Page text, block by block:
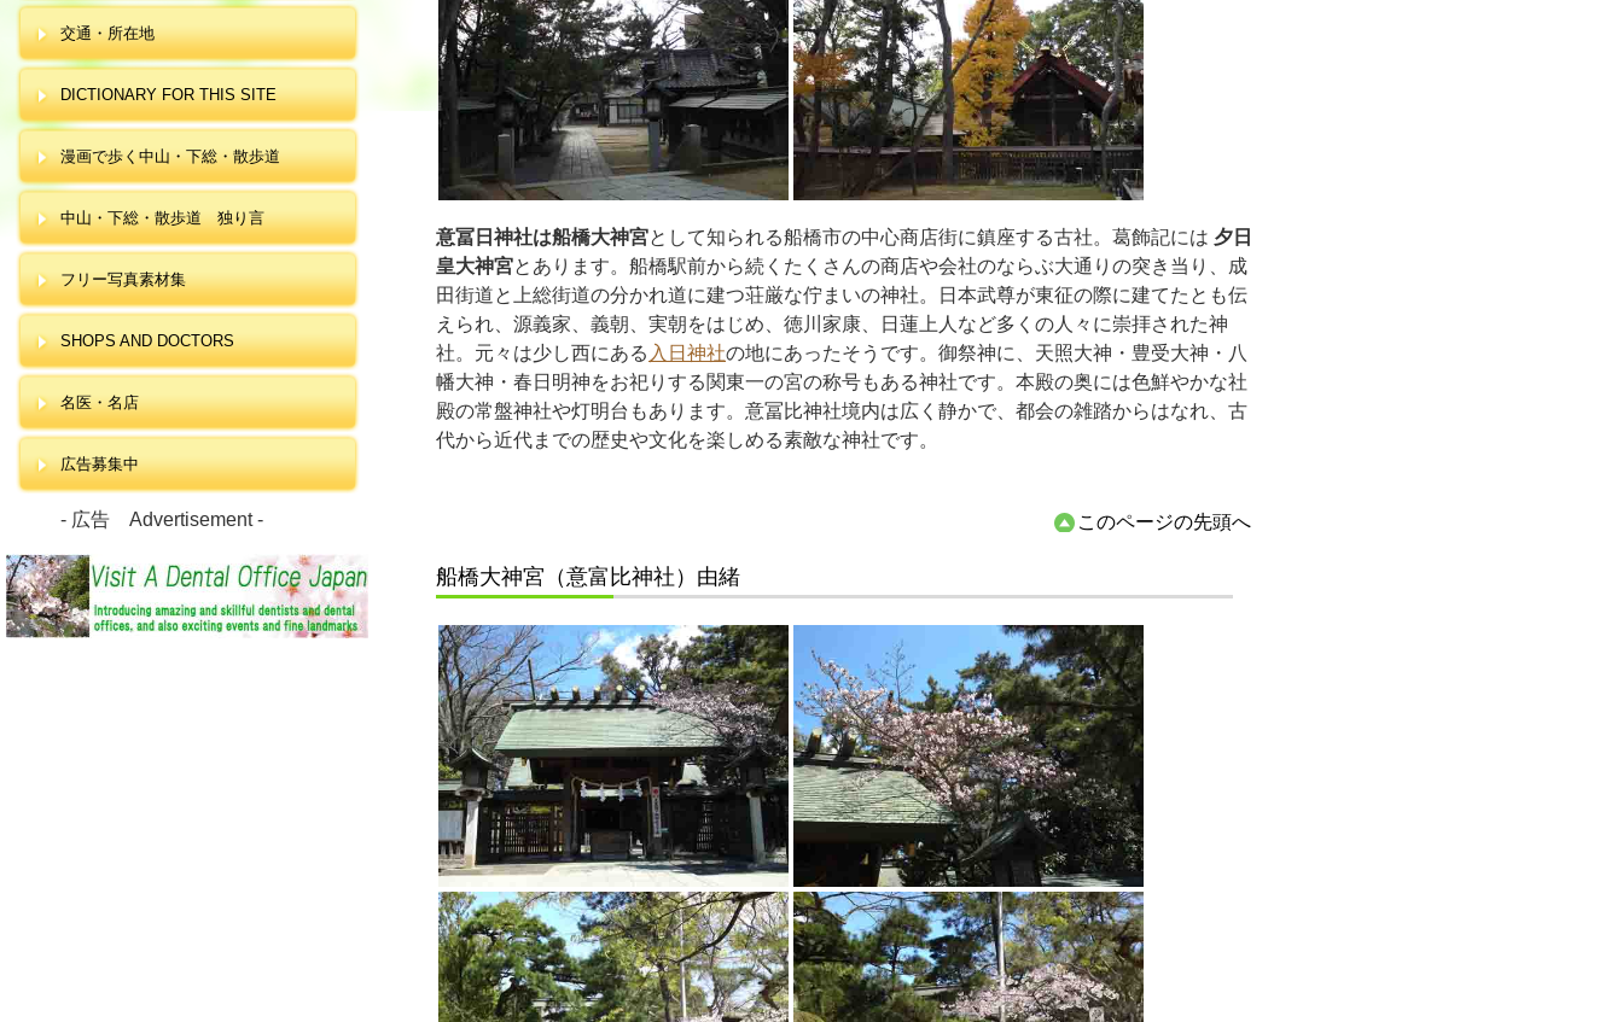
意冨日神社は船橋大神宮として知られる船橋市の中心商店街に鎮座する古社。葛飾記には 夕日
皇大神宮とあります。船橋駅前から続くたくさんの商店や会社のならぶ大通りの突き当り、成
田街道と上総街道の分かれ道に建つ荘厳な佇まいの神社。日本武尊が東征の際に建てたとも伝
えられ、源義家、義朝、実朝をはじめ、徳川家康、日蓮上人など多くの人々に崇拝された神
社。元々は少し西にある 入日神社の地にあったそうです。御祭神に、天照大神・豊受大神・八
幡大神・春日明神をお祀りする関東一の宮の称号もある神社です。本殿の奥には色鮮やかな社
殿の常盤神社や灯明台もあります。意冨比神社境内は広く静かで、都会の雑踏からはなれ、古
代から近代までの歴史や文化を楽しめる素敵な神社です。
このページの先頭へ
船橋大神宮（意富比神社）由緒
交通・所在地
DICTIONARY FOR THIS SITE
漫画で歩く中山・下総・散歩道
中山・下総・散歩道 独り言
フリー写真素材集
SHOPS AND DOCTORS
名医・名店
広告募集中
- 広告 Advertisement -